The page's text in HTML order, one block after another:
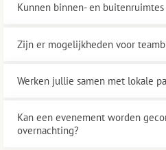
Kunnen binnen- en
Zijn er mogelijkheden voor
Werken jullie samen met lokale
Kan een evenement worden
overnachting?